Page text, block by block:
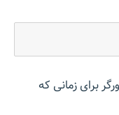
برای زمانی که